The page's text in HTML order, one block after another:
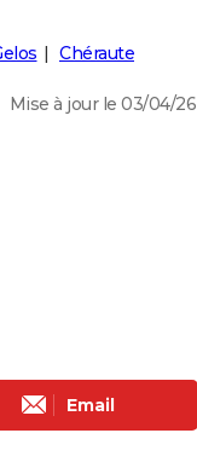
Chéraute
Mise à jour le 03/04/26
Email